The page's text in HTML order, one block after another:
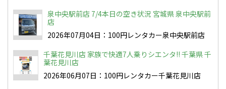
泉中央駅前店 7/4本日の空き状況 宮城県 泉中央駅前
店
2026年07月04日：100円レンタカー泉中央駅前店
千葉花見川店 家族で快適7人乗りシエンタ!! 千葉県 千
葉花見川店
2026年06月07日：100円レンタカー千葉花見川店